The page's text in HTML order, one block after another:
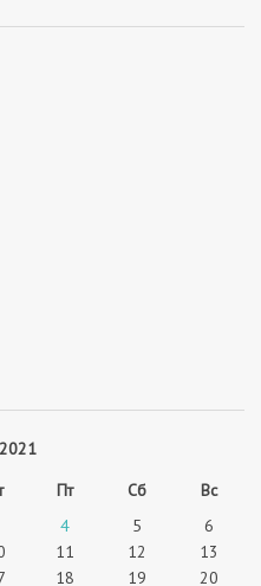
Пт Сб
Вс
4 5
6
11 12
13
18 19 20